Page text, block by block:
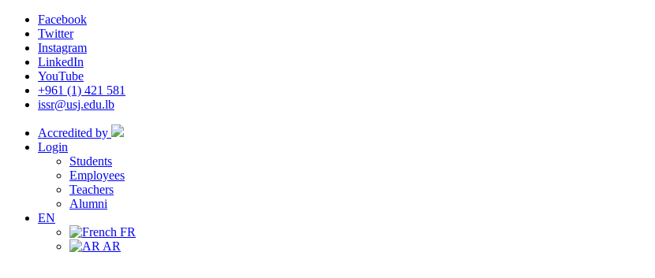
Facebook
Twitter
Instagram
LinkedIn
YouTube
+961 (1) 421 581
issr@usj.edu.lb
Accredited by
Login
Students
Employees
Teachers
Alumni
EN
FR
AR